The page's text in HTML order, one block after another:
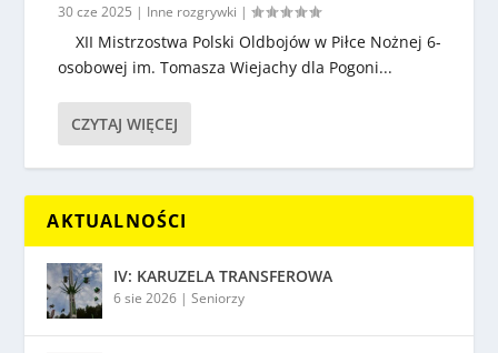
30 cze 2025 | Inne rozgrywki |
XII Mistrzostwa Polski Oldbojów w Piłce Nożnej 6-
osobowej im. Tomasza Wiejachy dla Pogoni...
CZYTAJ WIĘCEJ
AKTUALNOŚCI
IV: KARUZELA TRANSFEROWA
6 sie 2026 |Seniorzy